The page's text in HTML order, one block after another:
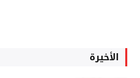
الأخيرة